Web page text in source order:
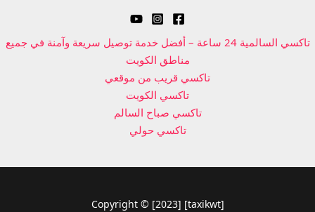
تاكسي السالمية 24 ساعة – أفضل خدمة توصيل سريعة وآمنة في جميع
مناطق الكويت
تاكسي قريب من موقعي
تاكسي الكويت
تاكسي صباح السالم
تاكسي حولي
Copyright © [2023] [taxikwt]